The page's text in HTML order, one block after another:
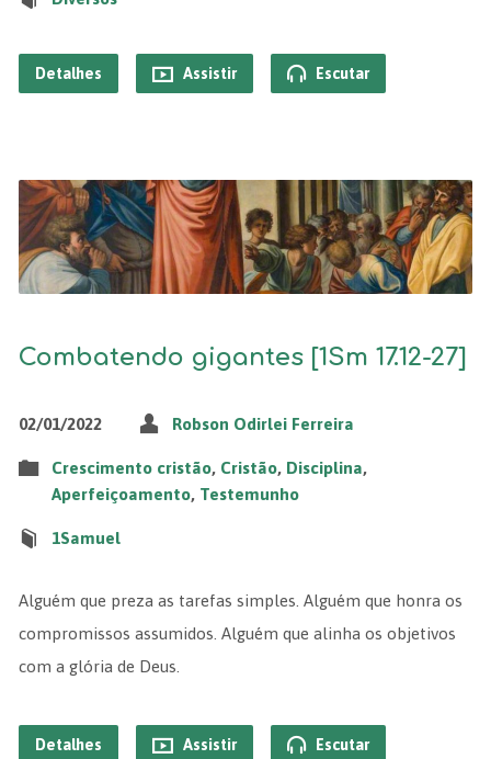
Detalhes Assistir Escutar
Combatendo gigantes [1Sm 17.12-27]
02/01/2022 Robson Odirlei Ferreira
Crescimento cristão, Cristão, Disciplina,
Aperfeiçoamento, Testemunho
1Samuel
Alguém que preza as tarefas simples. Alguém que honra os
compromissos assumidos. Alguém que alinha os objetivos
com a glória de Deus.
Detalhes Assistir Escutar